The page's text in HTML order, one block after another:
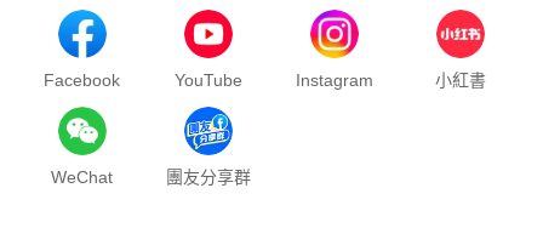
Facebook YouTube Instagram 小紅書
WeChat 團友分享群